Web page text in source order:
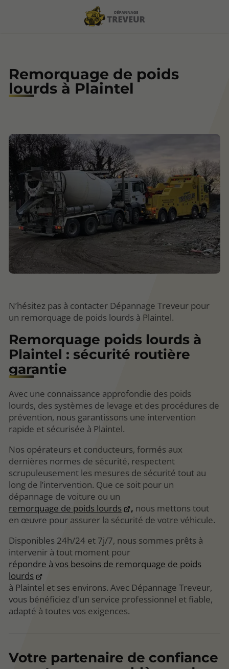
Remorquage de poids
lourds à Plaintel
N’hésitez pas à contacter Dépannage Treveur pour
un remorquage de poids lourds à Plaintel.
Remorquage poids lourds à
Plaintel : sécurité routière
garantie
Avec une connaissance approfondie des poids
lourds, des systèmes de levage et des procédures de
prévention, nous garantissons une intervention
rapide et sécurisée à Plaintel.
Nos opérateurs et conducteurs, formés aux
dernières normes de sécurité, respectent
scrupuleusement les mesures de sécurité tout au
long de l’intervention. Que ce soit pour un
dépannage de voiture ou un
remorquage de poids lourds
, nous mettons tout
en œuvre pour assurer la sécurité de votre véhicule.
Disponibles 24h/24 et 7j/7, nous sommes prêts à
intervenir à tout moment pour
répondre à vos besoins de remorquage de poids
lourds
à Plaintel et ses environs. Avec Dépannage Treveur,
vous bénéficiez d'un service professionnel et fiable,
adapté à toutes vos exigences.
Votre partenaire de confiance